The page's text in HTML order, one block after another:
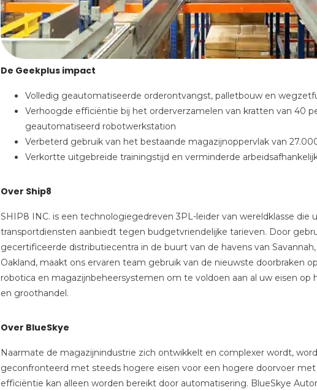
De Geekplus impact
Volledig geautomatiseerde orderontvangst, palletbouw en
Verhoogde efficiëntie bij het orderverzamelen van kratten van 40
geautomatiseerd robotwerkstation
Verbeterd gebruik van het bestaande magazijnoppervlak van
Verkortte uitgebreide trainingstijd en verminderde
Over Ship8
SHIP8 INC. is een technologiegedreven 3PL-leider van wereldklasse die
transportdiensten aanbiedt tegen budgetvriendelijke tarieven. Door
gecertificeerde distributiecentra in de buurt van de havens van
Oakland, maakt ons ervaren team gebruik van de nieuwste doorbraken
robotica en magazijnbeheersystemen om te voldoen aan al uw eisen
en groothandel.
Over BlueSkye
Naarmate de magazijnindustrie zich ontwikkelt en complexer wordt,
geconfronteerd met steeds hogere eisen voor een hogere doorvoer
efficiëntie kan alleen worden bereikt door automatisering. BlueSkye